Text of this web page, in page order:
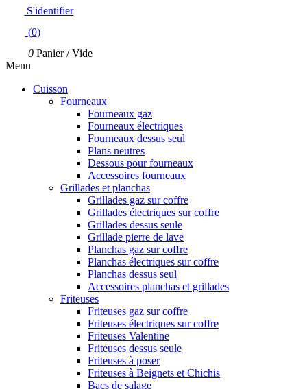
S'identifier
(0)
0 Panier /Vide
Menu
Cuisson
Fourneaux
Fourneaux gaz
Fourneaux électriques
Fourneaux dessus seul
Plans neutres
Dessous pour fourneaux
Accessoires fourneaux
Grillades et planchas
Grillades gaz sur coffre
Grillades électriques sur coffre
Grillades dessus seule
Grillade pierre de lave
Planchas gaz sur coffre
Planchas électriques sur coffre
Planchas dessus seul
Accessoires planchas et grillades
Friteuses
Friteuses gaz sur coffre
Friteuses électriques sur coffre
Friteuses Valentine
Friteuses dessus seule
Friteuses à poser
Friteuses à Beignets et Chichis
Bacs de salage